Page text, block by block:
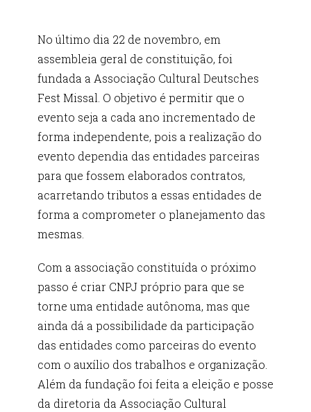
No último dia 22 de novembro, em
assembleia geral de constituição, foi
fundada a Associação Cultural Deutsches
Fest Missal. O objetivo é permitir que o
evento seja a cada ano incrementado de
forma independente, pois a realização do
evento dependia das entidades parceiras
para que fossem elaborados contratos,
acarretando tributos a essas entidades de
forma a comprometer o planejamento das
mesmas.
Com a associação constituída o próximo
passo é criar CNPJ próprio para que se
torne uma entidade autônoma, mas que
ainda dá a possibilidade da participação
das entidades como parceiras do evento
com o auxílio dos trabalhos e organização.
Além da fundação foi feita a eleição e posse
da diretoria da Associação Cultural